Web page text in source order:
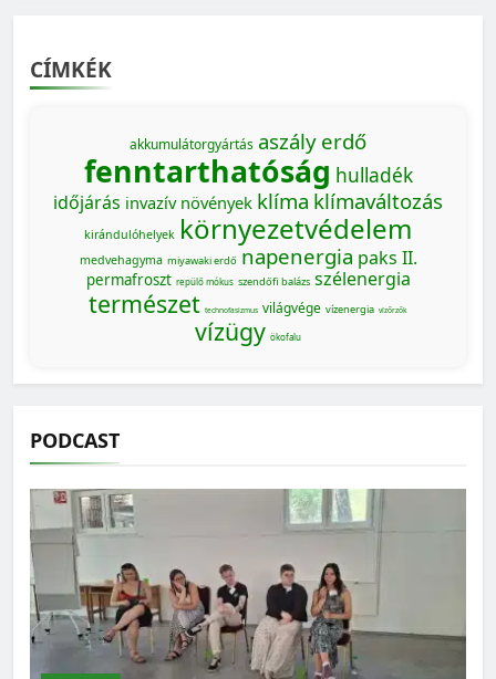
CÍMKÉK
akkumulátorgyártás aszály erdő
fenntarthatóság hulladék
időjárás invazív növények klíma klímaváltozás
kirándulóhelyek környezetvédelem
medvehagyma miyawaki erdő napenergia paks II.
permafroszt repülő mókus szendőfi balázs szélenergia
természet technofasizmus világvége vízenergia vízőrzők
vízügy ökofalu
PODCAST